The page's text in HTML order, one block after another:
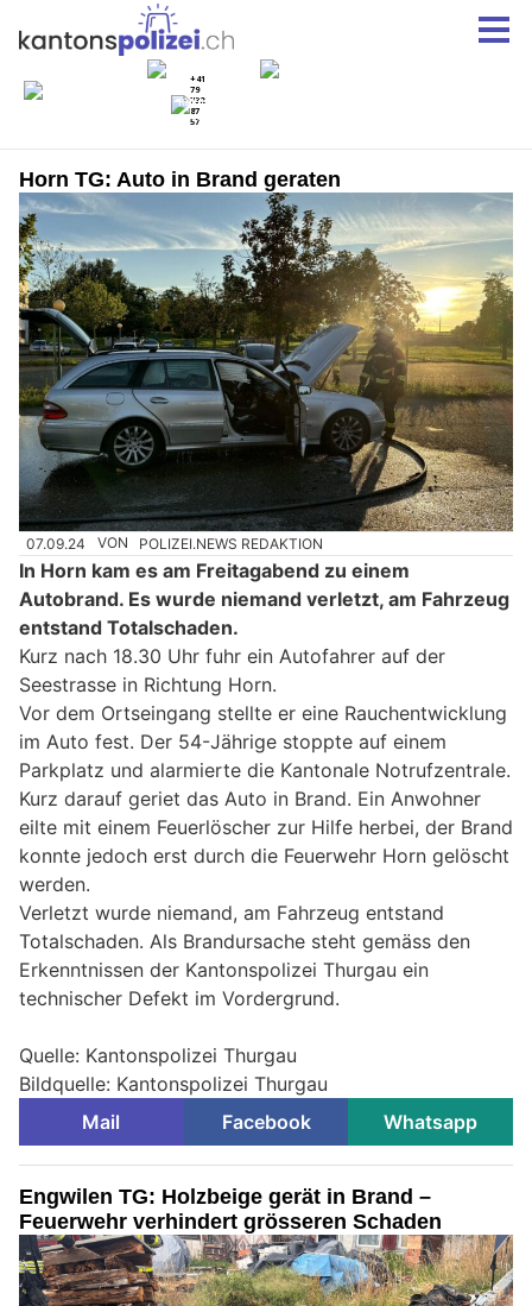
Horn TG: Auto in Brand geraten
07.09.24 VON POLIZEI.NEWS REDAKTION
In Horn kam es am Freitagabend zu einem
Autobrand. Es wurde niemand verletzt, am Fahrzeug
entstand Totalschaden.
Kurz nach 18.30 Uhr fuhr ein Autofahrer auf der
Seestrasse in Richtung Horn.
Vor dem Ortseingang stellte er eine Rauchentwicklung
im Auto fest. Der 54-Jährige stoppte auf einem
Parkplatz und alarmierte die Kantonale Notrufzentrale.
Kurz darauf geriet das Auto in Brand. Ein Anwohner
eilte mit einem Feuerlöscher zur Hilfe herbei, der Brand
konnte jedoch erst durch die Feuerwehr Horn gelöscht
werden.
Verletzt wurde niemand, am Fahrzeug entstand
Totalschaden. Als Brandursache steht gemäss den
Erkenntnissen der Kantonspolizei Thurgau ein
technischer Defekt im Vordergrund.
Quelle: Kantonspolizei Thurgau
Bildquelle: Kantonspolizei Thurgau
Mail
Facebook Whatsapp
Engwilen TG: Holzbeige gerät in Brand –
Feuerwehr verhindert grösseren Schaden